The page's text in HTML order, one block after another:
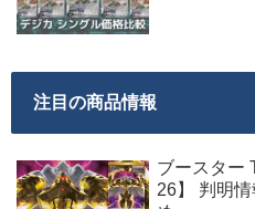
注目の商品情報
ブースター
26】 判明